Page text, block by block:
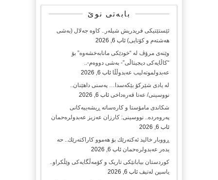
بابەتی نوێ
ئێستێتیکی فریدریش شیلەر.. کاوە جەلال (بەشی
هەشتەم و کۆتایی) ئاب 6, 2026
وێنەی مرۆڤ لە “خودێکی مانابەخشەوە” بۆ
“کاڵایەکی دیجیتاڵی”- بەشی دووەم-..
عەبدولموتەلیب عەبدوڵڵا ئاب 6, 2026
لە یادی شێرکۆ بێکەسدا… پەسنی داهێنان..
نووسینی/ عەتا قەرەداخی ئاب 6, 2026
شکاندی مامۆستا و کارەساتە ڕیشەییەکانی
پەروەردە.. نووسینی: کارزان عەزیز عەبدولرەحمان
ئاب 6, 2026
ڕووبار خالید ئەكتەرێك بۆ هەموو كاراكتەرێك.. حه
یدەر عەبدولرەحمان ئاب 6, 2026
کوردستان بیابانێکی تاریک و کۆمەڵگایەکی وێڵکراو..
یاسین لەتیف ئاب 6, 2026